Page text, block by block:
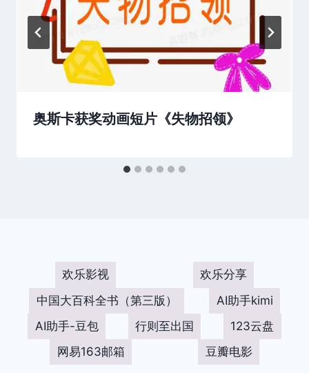
奥斯卡获奖动画短片《失物招领》
欢乐影视
欢乐分享
中国大百科全书（第三版）
AI助手kimi
AI助手-豆包
行则至出国
123云盘
网易163邮箱
豆瓣电影